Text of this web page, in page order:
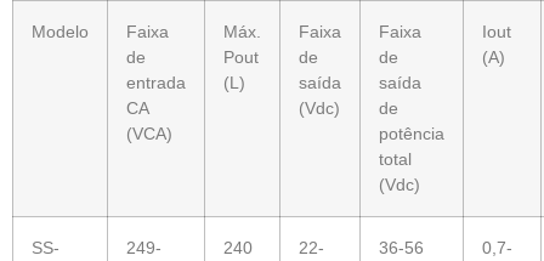
Modelo
Faixa
de
entrada
CA
(VCA)
Máx.
Pout
(L)
Faixa
de
saída
(Vdc)
Faixa
de
saída
de
potência
total
(Vdc)
Iout
(A)
SS-
249-
240
22-
36-56
0,7-